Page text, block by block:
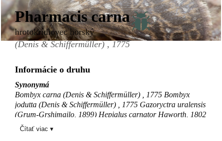
Pharmacis carna
hrotokrídlovec horský
(Denis & Schiffermüller) , 1775
Informácie o druhu
Synonymá
Bombyx carna (Denis & Schiffermüller) , 1775 Bombyx
jodutta (Denis & Schiffermüller) , 1775 Gazoryctra uralensis
(Grum-Grshimailo, 1899) Hepialus carnator Haworth, 1802
Hepialus joduttator Haworth, 1802 Hepialus transsylvanica
Čítať viac ▾